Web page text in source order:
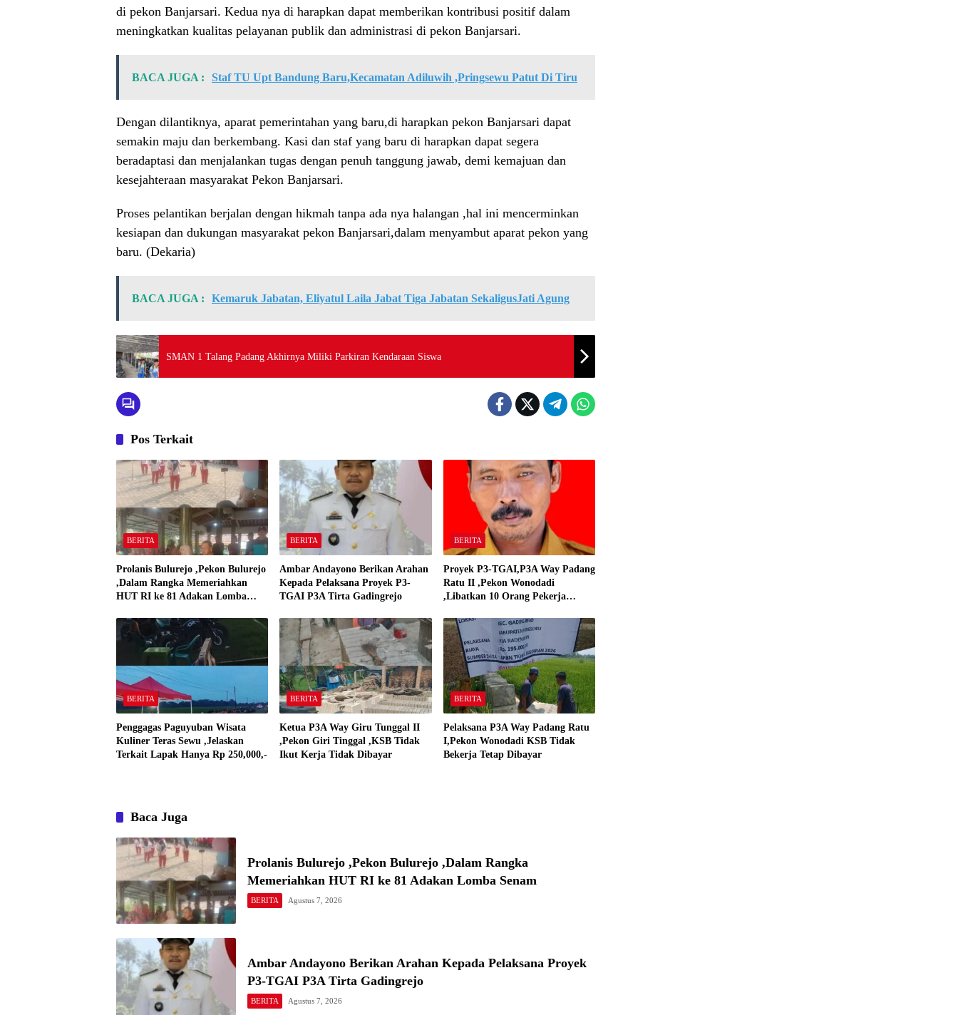
di pekon Banjarsari. Kedua nya di harapkan dapat memberikan kontribusi positif dalam
meningkatkan kualitas pelayanan publik dan administrasi di pekon Banjarsari.
BACA JUGA : Staf TU Upt Bandung Baru,Kecamatan Adiluwih ,Pringsewu Patut Di Tiru
Dengan dilantiknya, aparat pemerintahan yang baru,di harapkan pekon Banjarsari dapat
semakin maju dan berkembang. Kasi dan staf yang baru di harapkan dapat segera
beradaptasi dan menjalankan tugas dengan penuh tanggung jawab, demi kemajuan dan
kesejahteraan masyarakat Pekon Banjarsari.
Proses pelantikan berjalan dengan hikmah tanpa ada nya halangan ,hal ini mencerminkan
kesiapan dan dukungan masyarakat pekon Banjarsari,dalam menyambut aparat pekon yang
baru. (Dekaria)
BACA JUGA : Kemaruk Jabatan, Eliyatul Laila Jabat Tiga Jabatan SekaligusJati Agung
SMAN 1 Talang Padang Akhirnya Miliki Parkiran Kendaraan Siswa
Pos Terkait
BERITA
Prolanis Bulurejo ,Pekon Bulurejo
,Dalam Rangka Memeriahkan
HUT RI ke 81 Adakan Lomba
BERITA
Ambar Andayono Berikan Arahan
Kepada Pelaksana Proyek P3-
TGAI P3A Tirta Gadingrejo
BERITA
Proyek P3-TGAI,P3A Way Padang
Ratu II ,Pekon Wonodadi
,Libatkan 10 Orang Pekerja
BERITA
Penggagas Paguyuban Wisata
Kuliner Teras Sewu ,Jelaskan
Terkait Lapak Hanya Rp 250,000,-
BERITA
Ketua P3A Way Giru Tunggal II
,Pekon Giri Tinggal ,KSB Tidak
Ikut Kerja Tidak Dibayar
BERITA
Pelaksana P3A Way Padang Ratu
I,Pekon Wonodadi KSB Tidak
Bekerja Tetap Dibayar
Baca Juga
Prolanis Bulurejo ,Pekon Bulurejo ,Dalam Rangka
Memeriahkan HUT RI ke 81 Adakan Lomba Senam
BERITA Agustus 7, 2026
Ambar Andayono Berikan Arahan Kepada Pelaksana Proyek
P3-TGAI P3A Tirta Gadingrejo
BERITA Agustus 7, 2026